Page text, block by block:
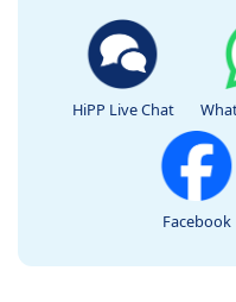
HiPP Live Chat
Facebook